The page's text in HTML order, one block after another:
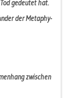
ge­deu­tet hat.
der Me­ta­phy­
zwi­schen